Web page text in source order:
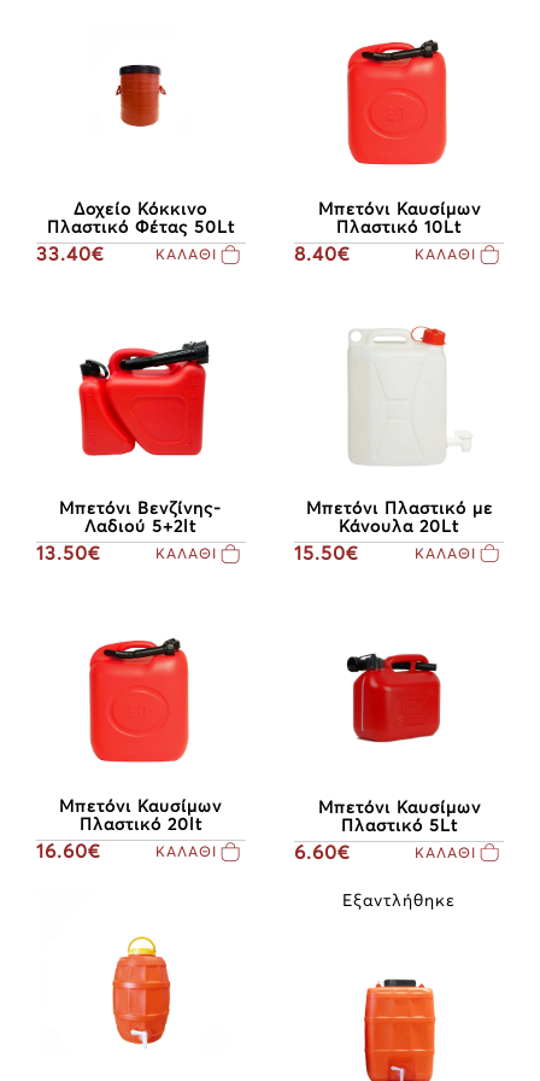
Δοχείο Κόκκινο
Πλαστικό Φέτας 50Lt
33.40€ ΚΑΛΑΘΙ
Μπετόνι Καυσίμων
Πλαστικό 10Lt
8.40€ ΚΑΛΑΘΙ
Μπετόνι Βενζίνης-
Λαδιού 5+2lt
13.50€ ΚΑΛΑΘΙ
Μπετόνι Πλαστικό με
Κάνουλα 20Lt
15.50€ ΚΑΛΑΘΙ
Μπετόνι Καυσίμων
Πλαστικό 20lt
16.60€ ΚΑΛΑΘΙ
Μπετόνι Καυσίμων
Πλαστικό 5Lt
6.60€ ΚΑΛΑΘΙ
Εξαντλήθηκε